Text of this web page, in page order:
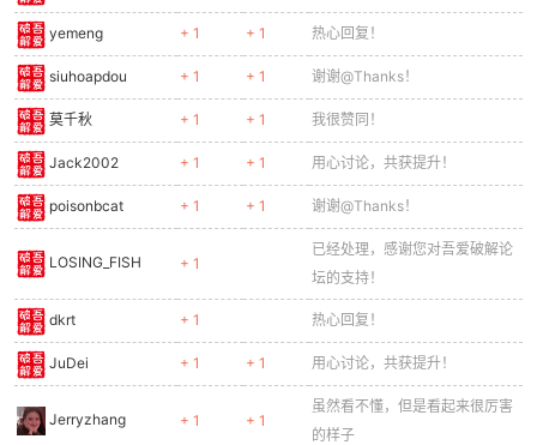
yemeng + 1 + 1 热心回复！
siuhoapdou + 1 + 1 谢谢@Thanks！
莫千秋 + 1 + 1 我很赞同！
Jack2002 + 1 + 1 用心讨论，共获提升！
poisonbcat + 1 + 1 谢谢@Thanks！
LOSING_FISH + 1
已经处理，感谢您对吾爱破解论
坛的支持！
dkrt + 1 热心回复！
JuDei + 1 + 1 用心讨论，共获提升！
Jerryzhang + 1 + 1
虽然看不懂，但是看起来很厉害
的样子